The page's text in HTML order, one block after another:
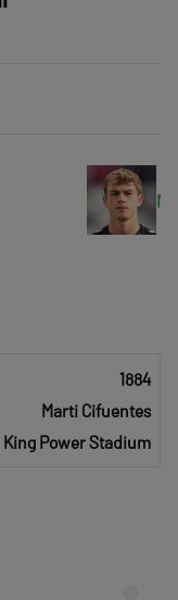
1884
Marti Cifuentes
King Power Stadium